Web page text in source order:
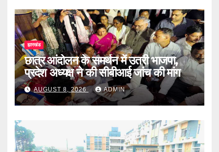
झारखंड
छात्र आंदोलन के समर्थन में उतरी भाजपा,
प्रदेश अध्यक्ष ने की सीबीआई जांच की मांग
AUGUST 8, 2026 ADMIN